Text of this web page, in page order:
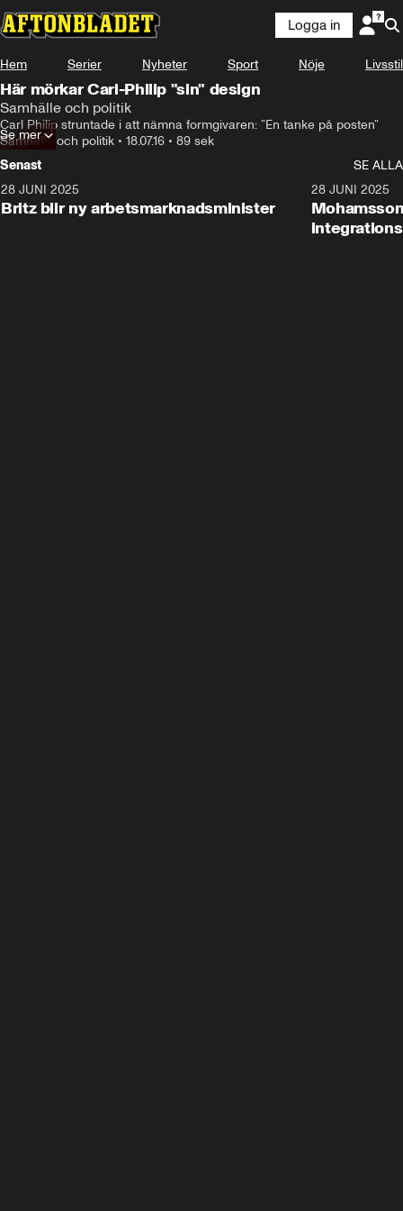
Logga in
Hem Serier Nyheter Sport Nöje Livsstil
Här mörkar Carl-Philip "sin" design
Samhälle och politik
Carl Philip struntade i att nämna formgivaren: ”En tanke på posten”
Samhälle och politik • 18.07.16 • 89 sek
Se mer
Senast
SE ALLA
28 JUNI 2025
Britz blir ny arbetsmarknadsminister
28 JUNI 2025